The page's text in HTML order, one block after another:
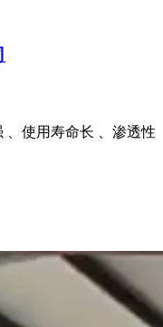
、使用寿命长 、渗透性